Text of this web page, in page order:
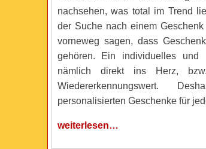
nachsehen, was total im Trend
der Suche nach einem
vorneweg sagen, dass
gehören. Ein individuelles und
nämlich direkt ins Herz,
Wiedererkennungswert.
personalisierten Geschenke für
weiterlesen…